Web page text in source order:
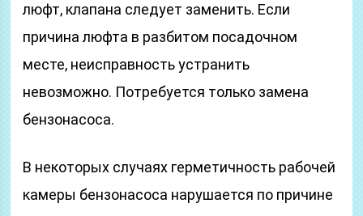
люфт, клапана следует заменить. Если
причина люфта в разбитом посадочном
месте, неисправность устранить
невозможно. Потребуется только замена
бензонасоса.
В некоторых случаях герметичность рабочей
камеры бензонасоса нарушается по причине